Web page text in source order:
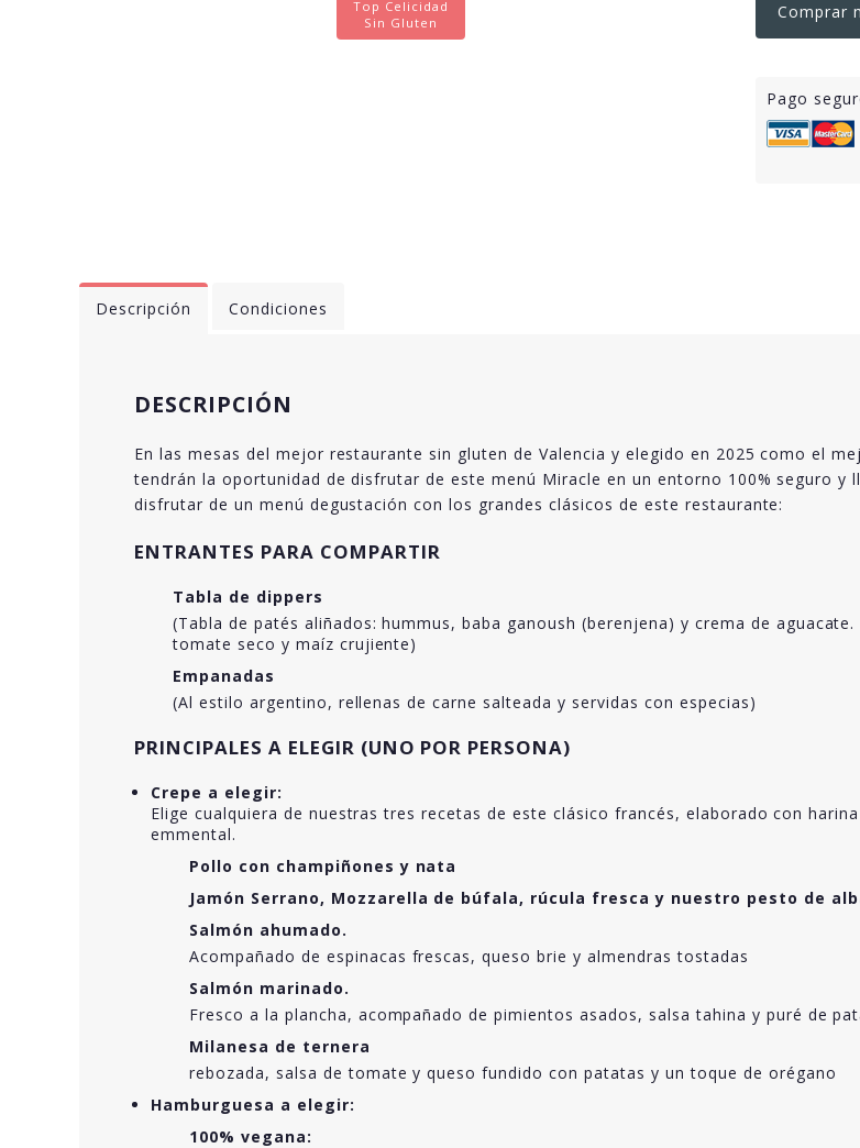
Top Celicidad
Sin Gluten
Comprar
Pago
Descripción Condiciones
DESCRIPCIÓN
En las mesas del mejor restaurante sin gluten de Valencia y elegido en 2025 como el
tendrán la oportunidad de disfrutar de este menú Miracle en un entorno 100% seguro y
disfrutar de un menú degustación con los grandes clásicos de este restaurante:
ENTRANTES PARA COMPARTIR
Tabla de dippers
(Tabla de patés aliñados: hummus, baba ganoush (berenjena) y crema de
tomate seco y maíz crujiente)
Empanadas
(Al estilo argentino, rellenas de carne salteada y servidas con especias)
PRINCIPALES A ELEGIR (UNO POR PERSONA)
Crepe a elegir:
Elige cualquiera de nuestras tres recetas de este clásico francés, elaborado con
emmental.
Pollo con champiñones y nata
Jamón Serrano, Mozzarella de búfala, rúcula fresca y nuestro pesto de
Salmón ahumado.
Acompañado de espinacas frescas, queso brie y almendras tostadas
Salmón marinado.
Fresco a la plancha, acompañado de pimientos asados, salsa tahina y puré de
Milanesa de ternera
rebozada, salsa de tomate y queso fundido con patatas y un toque de orégano
Hamburguesa a elegir:
100% vegana: